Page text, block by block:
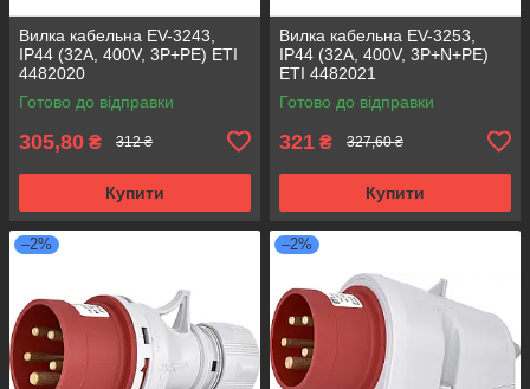
Вилка кабельна EV-3243,
IP44 (32A, 400V, 3P+PE) ETI
4482020
Готово до відправки
305,80 ₴ 312 ₴
Купити
Вилка кабельна EV-3253,
IP44 (32A, 400V, 3P+N+PE)
ETI 4482021
Готово до відправки
321 ₴ 327,60 ₴
Купити
–2% –2%